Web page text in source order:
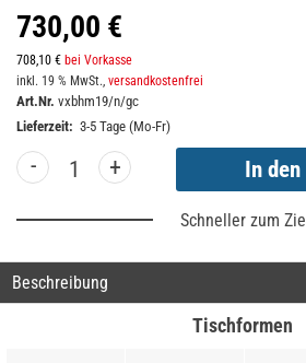
730,00 €
708,10 € bei Vorkasse
inkl. 19 % MwSt., versandkostenfrei
Art.Nr. vxbhm19/n/gc
Lieferzeit: 3-5 Tage (Mo-Fr)
- +
Schneller zum Ziel
Beschreibung
Tischformen